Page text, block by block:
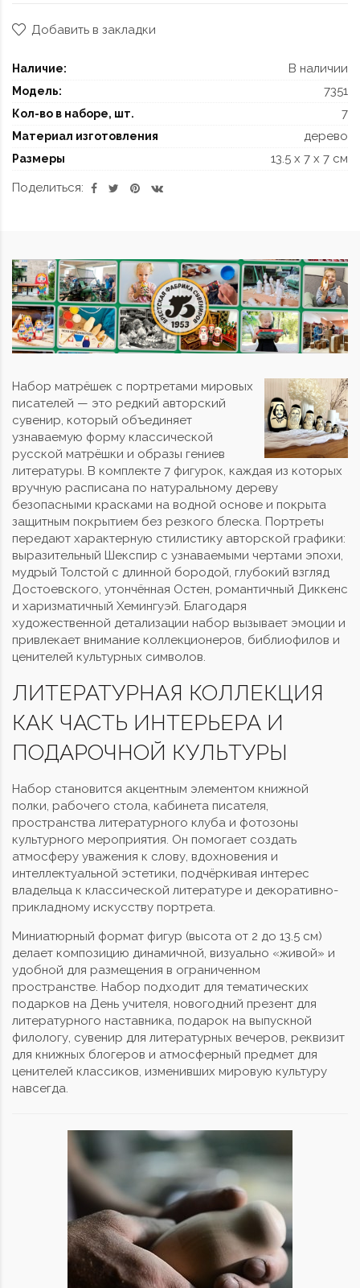
Добавить в закладки
Наличие: В наличии
Модель: 7351
Кол-во в наборе, шт. 7
Материал изготовления дерево
Размеры
13.5 x 7 x 7 см
Поделиться:
Набор матрёшек с портретами мировых
писателей — это редкий авторский
сувенир, который объединяет
узнаваемую форму классической
русской матрёшки и образы гениев
литературы. В комплекте 7 фигурок, каждая из которых
вручную расписана по натуральному дереву
безопасными красками на водной основе и покрыта
защитным покрытием без резкого блеска. Портреты
передают характерную стилистику авторской графики:
выразительный Шекспир с узнаваемыми чертами эпохи,
мудрый Толстой с длинной бородой, глубокий взгляд
Достоевского, утончённая Остен, романтичный Диккенс
и харизматичный Хемингуэй. Благодаря
художественной детализации набор вызывает эмоции и
привлекает внимание коллекционеров, библиофилов и
ценителей культурных символов.
ЛИТЕРАТУРНАЯ КОЛЛЕКЦИЯ
КАК ЧАСТЬ ИНТЕРЬЕРА И
ПОДАРОЧНОЙ КУЛЬТУРЫ
Набор становится акцентным элементом книжной
полки, рабочего стола, кабинета писателя,
пространства литературного клуба и фотозоны
культурного мероприятия. Он помогает создать
атмосферу уважения к слову, вдохновения и
интеллектуальной эстетики, подчёркивая интерес
владельца к классической литературе и декоративно-
прикладному искусству портрета.
Миниатюрный формат фигур (высота от 2 до 13.5 см)
делает композицию динамичной, визуально «живой» и
удобной для размещения в ограниченном
пространстве. Набор подходит для тематических
подарков на День учителя, новогодний презент для
литературного наставника, подарок на выпускной
филологу, сувенир для литературных вечеров, реквизит
для книжных блогеров и атмосферный предмет для
ценителей классиков, изменивших мировую культуру
навсегда.